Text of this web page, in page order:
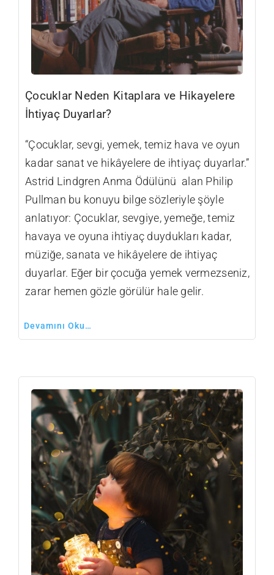
Çocuklar Neden Kitaplara ve Hikayelere
İhtiyaç Duyarlar?
“Çocuklar, sevgi, yemek, temiz hava ve oyun
kadar sanat ve hikâyelere de ihtiyaç duyarlar.”
Astrid Lindgren Anma Ödülünü alan Philip
Pullman bu konuyu bilge sözleriyle şöyle
anlatıyor: Çocuklar, sevgiye, yemeğe, temiz
havaya ve oyuna ihtiyaç duydukları kadar,
müziğe, sanata ve hikâyelere de ihtiyaç
duyarlar. Eğer bir çocuğa yemek vermezseniz,
zarar hemen gözle görülür hale gelir.
Devamını Oku…